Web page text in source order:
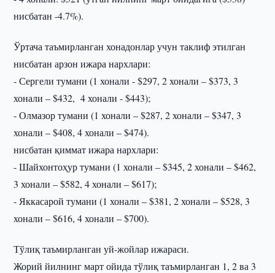
нисбатан -4.7%).
Ўртача таъмирланган хонадонлар учун таклиф этилган
нисбатан арзон ижара нархлари:
- Сергели тумани (1 хонали - $297, 2 хонали – $373, 3
хонали – $432, 4 хонали - $443);
- Олмазор тумани (1 хонали – $287, 2 хонали – $347, 3
хонали – $408, 4 хонали – $474).
нисбатан қиммат ижара нархлари:
- Шайхонтоҳур тумани (1 хонали – $345, 2 хонали – $462,
3 хонали – $582, 4 хонали – $617);
- Яккасарой тумани (1 хонали – $381, 2 хонали – $528, 3
хонали – $616, 4 хонали – $700).
Тўлиқ таъмирланган уй-жойлар ижараси.
Жорий йилнинг март ойида тўлиқ таъмирланган 1, 2 ва 3